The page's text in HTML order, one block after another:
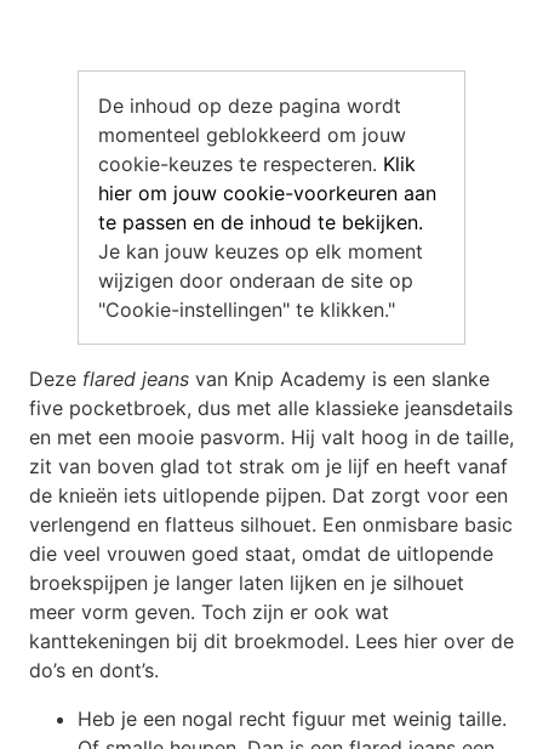
De inhoud op deze pagina wordt
momenteel geblokkeerd om jouw
cookie-keuzes te respecteren. Klik
hier om jouw cookie-voorkeuren aan
te passen en de inhoud te bekijken.
Je kan jouw keuzes op elk moment
wijzigen door onderaan de site op
"Cookie-instellingen" te klikken."
Deze flared jeans van Knip Academy is een slanke
five pocketbroek, dus met alle klassieke jeansdetails
en met een mooie pasvorm. Hij valt hoog in de taille,
zit van boven glad tot strak om je lijf en heeft vanaf
de knieën iets uitlopende pijpen. Dat zorgt voor een
verlengend en flatteus silhouet. Een onmisbare basic
die veel vrouwen goed staat, omdat de uitlopende
broekspijpen je langer laten lijken en je silhouet
meer vorm geven. Toch zijn er ook wat
kanttekeningen bij dit broekmodel. Lees hier over de
do’s en dont’s.
Heb je een nogal recht figuur met weinig taille.